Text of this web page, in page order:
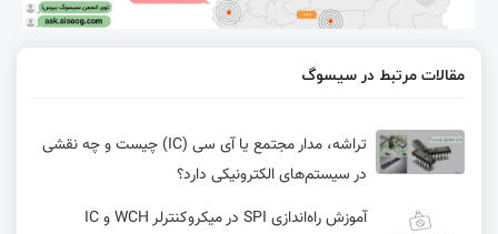
مقالات مرتبط در سیسوگ
تراشه، مدار مجتمع یا آی سی (IC) چیست و چه نقشی
در سیستم‌های الکترونیکی دارد؟
آموزش راه‌اندازی SPI در میکروکنترلر WCH و IC